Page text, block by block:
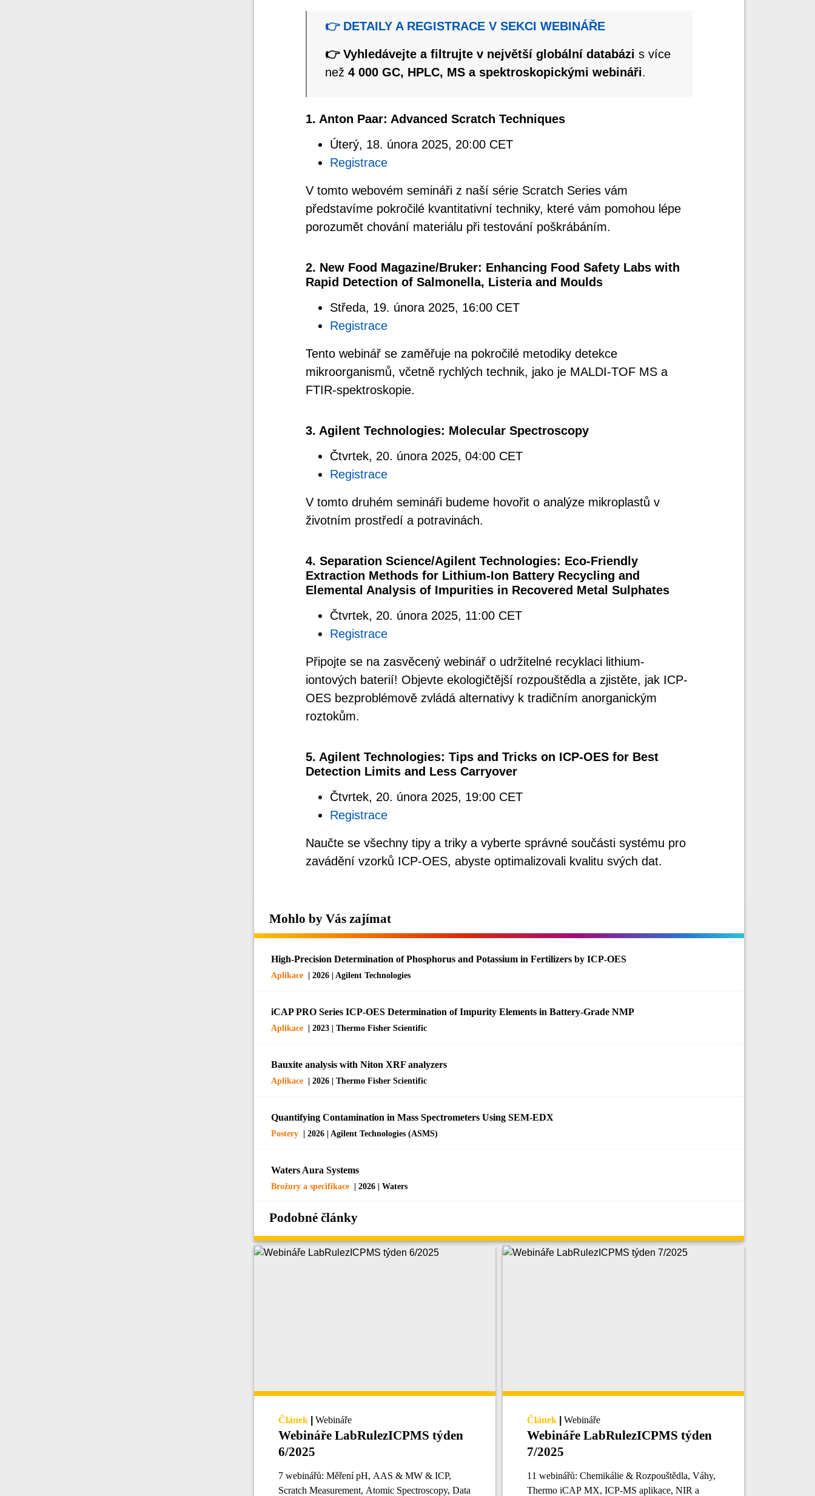
👉 DETAILY A REGISTRACE V SEKCI WEBINÁŘE
👉 Vyhledávejte a filtrujte v největší globální databázi s více
než 4 000 GC, HPLC, MS a spektroskopickými webináři.
1. Anton Paar: Advanced Scratch Techniques
Úterý, 18. února 2025, 20:00 CET
Registrace
V tomto webovém semináři z naší série Scratch Series vám
představíme pokročilé kvantitativní techniky, které vám pomohou lépe
porozumět chování materiálu při testování poškrábáním.
2. New Food Magazine/Bruker: Enhancing Food Safety Labs with
Rapid Detection of Salmonella, Listeria and Moulds
Středa, 19. února 2025, 16:00 CET
Registrace
Tento webinář se zaměřuje na pokročilé metodiky detekce
mikroorganismů, včetně rychlých technik, jako je MALDI-TOF MS a
FTIR-spektroskopie.
3. Agilent Technologies: Molecular Spectroscopy
Čtvrtek, 20. února 2025, 04:00 CET
Registrace
V tomto druhém semináři budeme hovořit o analýze mikroplastů v
životním prostředí a potravinách.
4. Separation Science/Agilent Technologies: Eco-Friendly
Extraction Methods for Lithium-Ion Battery Recycling and
Elemental Analysis of Impurities in Recovered Metal Sulphates
Čtvrtek, 20. února 2025, 11:00 CET
Registrace
Připojte se na zasvěcený webinář o udržitelné recyklaci lithium-
iontových baterií! Objevte ekologičtější rozpouštědla a zjistěte, jak ICP-
OES bezproblémově zvládá alternativy k tradičním anorganickým
roztokům.
5. Agilent Technologies: Tips and Tricks on ICP-OES for Best
Detection Limits and Less Carryover
Čtvrtek, 20. února 2025, 19:00 CET
Registrace
Naučte se všechny tipy a triky a vyberte správné součásti systému pro
zavádění vzorků ICP-OES, abyste optimalizovali kvalitu svých dat.
Mohlo by Vás zajímat
High-Precision Determination of Phosphorus and Potassium in Fertilizers by ICP-OES
Aplikace | 2026 | Agilent Technologies
iCAP PRO Series ICP-OES Determination of Impurity Elements in Battery-Grade NMP
Aplikace | 2023 | Thermo Fisher Scientific
Bauxite analysis with Niton XRF analyzers
Aplikace | 2026 | Thermo Fisher Scientific
Quantifying Contamination in Mass Spectrometers Using SEM-EDX
Postery | 2026 | Agilent Technologies (ASMS)
Waters Aura Systems
Brožury a specifikace | 2026 | Waters
Podobné články
Článek Webináře
Webináře LabRulezICPMS týden
6/2025
7 webinářů: Měření pH, AAS & MW & ICP,
Scratch Measurement, Atomic Spectroscopy, Data
Článek Webináře
Webináře LabRulezICPMS týden
7/2025
11 webinářů: Chemikálie & Rozpouštědla, Váhy,
Thermo iCAP MX, ICP-MS aplikace, NIR a